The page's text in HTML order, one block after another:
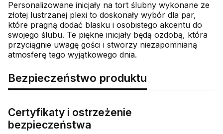
Personalizowane inicjały na tort ślubny wykonane ze
złotej lustrzanej plexi to doskonały wybór dla par,
które pragną dodać blasku i osobistego akcentu do
swojego ślubu. Te piękne inicjały będą ozdobą, która
przyciągnie uwagę gości i stworzy niezapomnianą
atmosferę tego wyjątkowego dnia.
Bezpieczeństwo produktu
Certyfikaty i ostrzeżenie
bezpieczeństwa